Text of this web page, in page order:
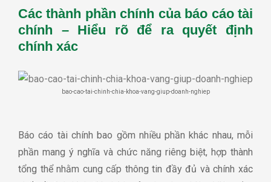
Các thành phần chính của báo cáo tài
chính – Hiểu rõ để ra quyết định
chính xác
bao-cao-tai-chinh-chia-khoa-vang-giup-doanh-nghiep
Báo cáo tài chính bao gồm nhiều phần khác nhau, mỗi
phần mang ý nghĩa và chức năng riêng biệt, hợp thành
tổng thể nhằm cung cấp thông tin đầy đủ và chính xác